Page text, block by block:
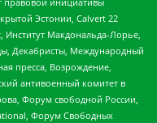
Эстонии, Calvert 22
Институт Макдональда-Лорье,
Декабристы, Международный
пресса, Возрождение,
антивоенный комитет в
Форум свободной России,
Форум Свободных